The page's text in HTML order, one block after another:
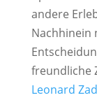
andere
Nachhinein
freundliche
Leonard